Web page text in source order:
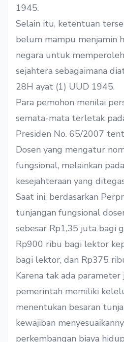
1945.
Selain itu, ketentuan
belum mampu menjamin
negara untuk
sejahtera sebagaimana
28H ayat (1) UUD 1945.
Para pemohon menilai
semata-mata terletak
Presiden No. 65/2007
Dosen yang mengatur
fungsional, melainkan
kesejahteraan yang
Saat ini, berdasarkan
tunjangan fungsional
sebesar Rp1,35 juta bagi
Rp900 ribu bagi lektor
bagi lektor, dan Rp375
Karena tak ada parameter
pemerintah memiliki
menentukan besaran
kewajiban
perkembangan biaya